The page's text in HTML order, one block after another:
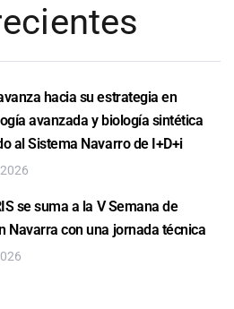
hacia su estrategia en
avanzada y biología sintética
al Sistema Navarro de I+D+i
se suma a la V Semana de
Navarra con una jornada técnica